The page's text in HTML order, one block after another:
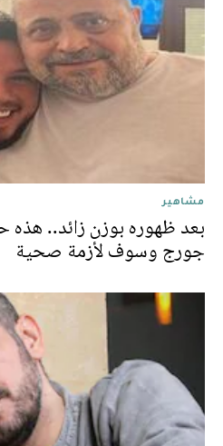
مشاهير
بعد ظهوره بوزن زائد.. هذه
جورج وسوف لأزمة صحية